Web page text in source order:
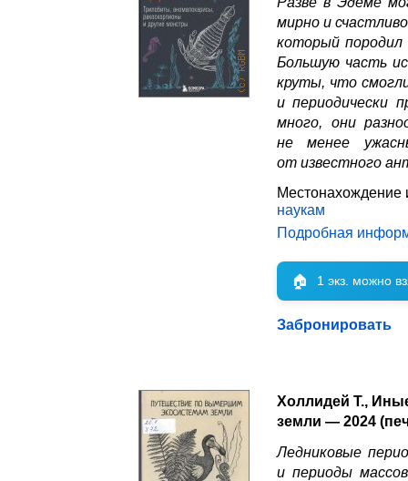
мирно и
который породил
Большую часть
круты, что
и периодически
много, они
не менее
от известного
Местонахождение
наукам
Подробная
🏠 1 экз. можно
Забронировать
Холлидей Т.,
земли — 2024
Ледниковые
и периоды